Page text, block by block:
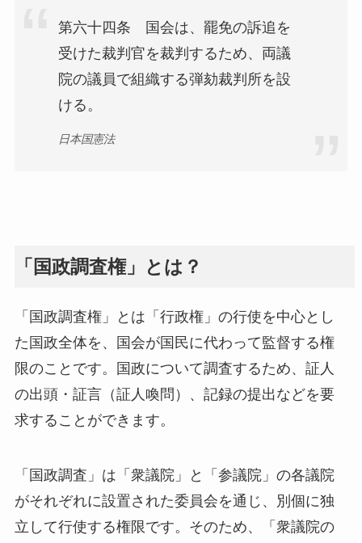
第六十四条 国会は、罷免の訴追を
受けた裁判官を裁判するため、両議
院の議員で組織する弾劾裁判所を設
ける。
日本国憲法
「国政調査権」とは？
「国政調査権」とは「行政権」の行使を中心とし
た国政全体を、国会が国民に代わって監督する権
限のことです。国政について調査するため、証人
の出頭・証言（証人喚問）、記録の提出などを要
求することができます。
「国政調査」は「衆議院」と「参議院」の各議院
がそれぞれに設置された委員会を通じ、別個に独
立して行使する権限です。そのため、「衆議院の